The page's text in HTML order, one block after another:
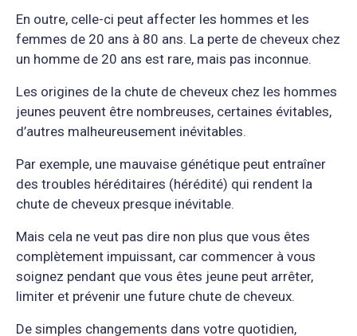
En outre, celle-ci peut affecter les hommes et les
femmes de 20 ans à 80 ans. La perte de cheveux chez
un homme de 20 ans est rare, mais pas inconnue.
Les origines de la chute de cheveux chez les hommes
jeunes peuvent être nombreuses, certaines évitables,
d’autres malheureusement inévitables.
Par exemple, une mauvaise génétique peut entraîner
des troubles héréditaires (hérédité) qui rendent la
chute de cheveux presque inévitable.
Mais cela ne veut pas dire non plus que vous êtes
complètement impuissant, car commencer à vous
soignez pendant que vous êtes jeune peut arrêter,
limiter et prévenir une future chute de cheveux.
De simples changements dans votre quotidien,